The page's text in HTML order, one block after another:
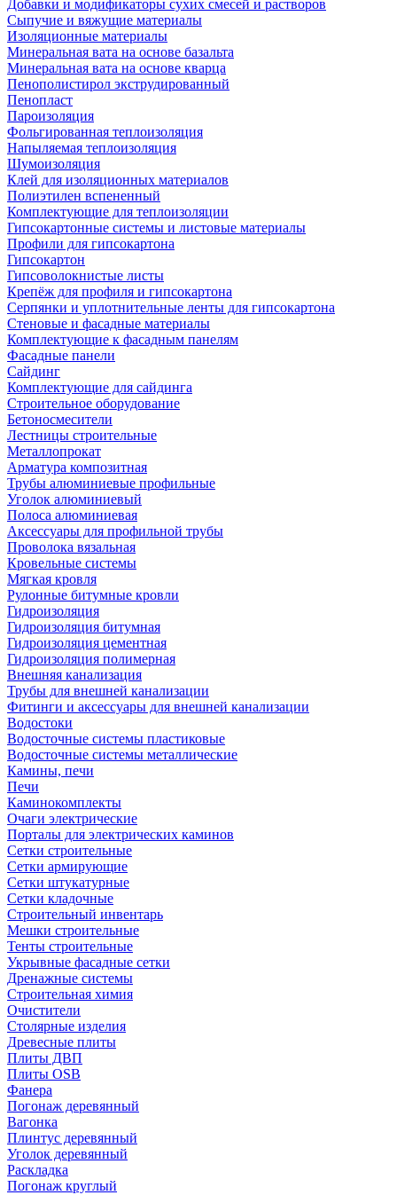
Добавки и модификаторы сухих смесей и растворов
Сыпучие и вяжущие материалы
Изоляционные материалы
Минеральная вата на основе базальта
Минеральная вата на основе кварца
Пенополистирол экструдированный
Пенопласт
Пароизоляция
Фольгированная теплоизоляция
Напыляемая теплоизоляция
Шумоизоляция
Клей для изоляционных материалов
Полиэтилен вспененный
Комплектующие для теплоизоляции
Гипсокартонные системы и листовые материалы
Профили для гипсокартона
Гипсокартон
Гипсоволокнистые листы
Крепёж для профиля и гипсокартона
Серпянки и уплотнительные ленты для гипсокартона
Стеновые и фасадные материалы
Комплектующие к фасадным панелям
Фасадные панели
Сайдинг
Комплектующие для сайдинга
Строительное оборудование
Бетоносмесители
Лестницы строительные
Металлопрокат
Арматура композитная
Трубы алюминиевые профильные
Уголок алюминиевый
Полоса алюминиевая
Аксессуары для профильной трубы
Проволока вязальная
Кровельные системы
Мягкая кровля
Рулонные битумные кровли
Гидроизоляция
Гидроизоляция битумная
Гидроизоляция цементная
Гидроизоляция полимерная
Внешняя канализация
Трубы для внешней канализации
Фитинги и аксессуары для внешней канализации
Водостоки
Водосточные системы пластиковые
Водосточные системы металлические
Камины, печи
Печи
Каминокомплекты
Очаги электрические
Порталы для электрических каминов
Сетки строительные
Сетки армирующие
Сетки штукатурные
Сетки кладочные
Строительный инвентарь
Мешки строительные
Тенты строительные
Укрывные фасадные сетки
Дренажные системы
Строительная химия
Очистители
Столярные изделия
Древесные плиты
Плиты ДВП
Плиты OSB
Фанера
Погонаж деревянный
Вагонка
Плинтус деревянный
Уголок деревянный
Раскладка
Погонаж круглый